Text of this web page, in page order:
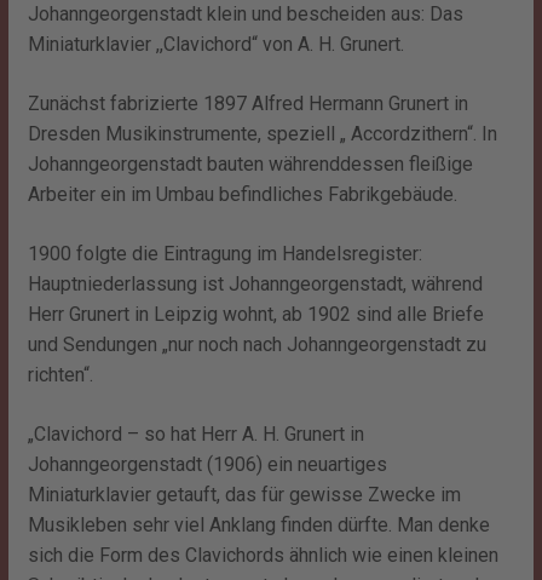
Johanngeorgenstadt klein und bescheiden aus: Das
Miniaturklavier ,,Clavichord“ von A. H. Grunert.
Zunächst fabrizierte 1897 Alfred Hermann Grunert in
Dresden Musikinstrumente, speziell „ Accordzithern“. In
Johanngeorgenstadt bauten währenddessen fleißige
Arbeiter ein im Umbau befindliches Fabrikgebäude.
1900 folgte die Eintragung im Handelsregister:
Hauptniederlassung ist Johanngeorgenstadt, während
Herr Grunert in Leipzig wohnt, ab 1902 sind alle Briefe
und Sendungen „nur noch nach Johanngeorgenstadt zu
richten“.
„Clavichord – so hat Herr A. H. Grunert in
Johanngeorgenstadt (1906) ein neuartiges
Miniaturklavier getauft, das für gewisse Zwecke im
Musikleben sehr viel Anklang finden dürfte. Man denke
sich die Form des Clavichords ähnlich wie einen kleinen